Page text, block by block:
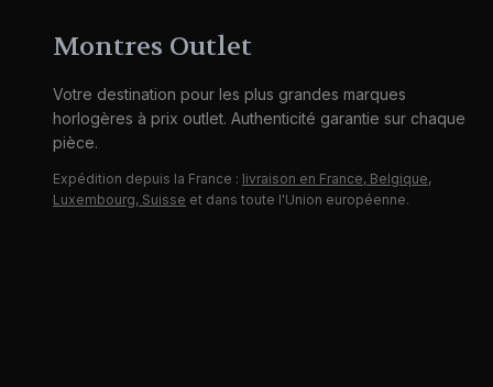
Montres Outlet
Votre destination pour les plus grandes marques
horlogères à prix outlet. Authenticité garantie sur chaque
pièce.
Expédition depuis la France : livraison en France, Belgique,
Luxembourg, Suisse et dans toute l'Union européenne.